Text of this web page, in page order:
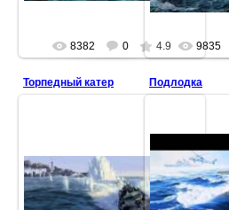
8382 0 4.9 9835
Торпедный катер Подлодка